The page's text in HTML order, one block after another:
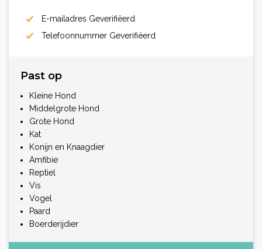
E-mailadres Geverifiëerd
Telefoonnummer Geverifiëerd
Past op
Kleine Hond
Middelgrote Hond
Grote Hond
Kat
Konijn en Knaagdier
Amfibie
Reptiel
Vis
Vogel
Paard
Boerderijdier